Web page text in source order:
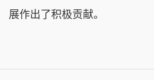
展作出了积极贡献。